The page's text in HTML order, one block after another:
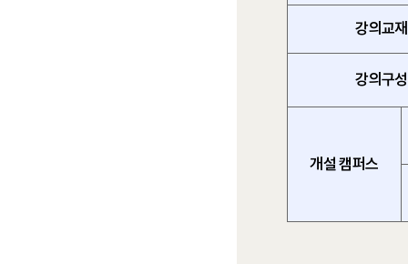
강의교재
강의구성
개설 캠퍼스